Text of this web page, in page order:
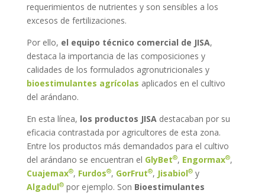
requerimientos de nutrientes y son sensibles a los
excesos de fertilizaciones.
Por ello, el equipo técnico comercial de JISA,
destaca la importancia de las composiciones y
calidades de los formulados agronutricionales y
bioestimulantes agrícolas aplicados en el cultivo
del arándano.
En esta línea, los productos JISAdestacaban por su
eficacia contrastada por agricultores de esta zona.
Entre los productos más demandados para el cultivo
del arándano se encuentran el GlyBet®, Engormax®,
Cuajemax®, Furdos®, GorFrut®, Jisabiol®y
Algadul®por ejemplo. Son Bioestimulantes